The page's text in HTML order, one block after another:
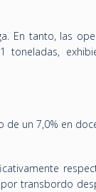
En tanto, las
toneladas,
un 7,0% en
transbordo